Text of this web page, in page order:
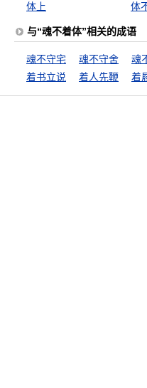
体上
体
与“魂不着体”相关的成语
魂不守宅 魂不守舍 魂
着书立说
着人先鞭 着